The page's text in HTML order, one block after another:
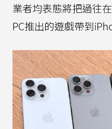
業者均表態將把過往
PC推出的遊戲帶到